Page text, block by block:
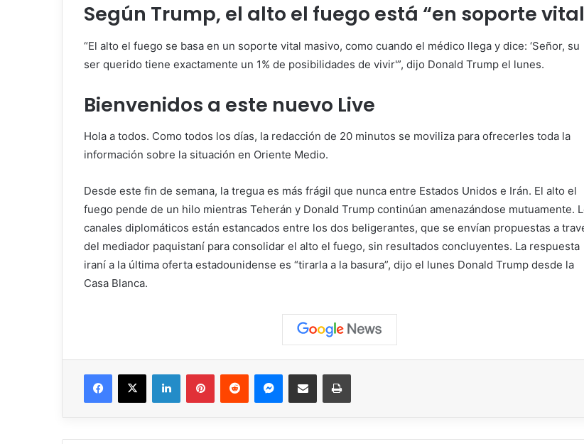
Según Trump, el alto el fuego está “en soporte
“El alto el fuego se basa en un soporte vital masivo, como cuando el médico llega y dice: ‘Señor, su
ser querido tiene exactamente un 1% de posibilidades de vivir'”, dijo Donald Trump el lunes.
Bienvenidos a este nuevo Live
Hola a todos. Como todos los días, la redacción de 20 minutos se moviliza para ofrecerles toda la
información sobre la situación en Oriente Medio.
Desde este fin de semana, la tregua es más frágil que nunca entre Estados Unidos e Irán. El alto el
fuego pende de un hilo mientras Teherán y Donald Trump continúan amenazándose mutuamente.
canales diplomáticos están estancados entre los dos beligerantes, que se envían propuestas a
del mediador paquistaní para consolidar el alto el fuego, sin resultados concluyentes. La respuesta
iraní a la última oferta estadounidense es “tirarla a la basura”, dijo el lunes Donald Trump desde la
Casa Blanca.
Facebook
X LinkedInPinterestReddit MessengerCompartir vía correo electrónicoImprimir